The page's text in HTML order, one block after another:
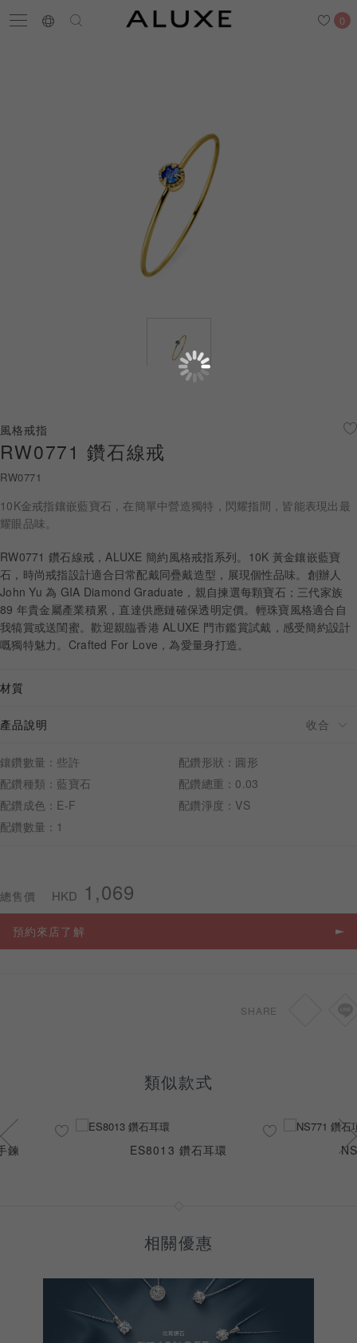
0
門市一覽
黃金金飾
關於ALUXE
嚴選鑽石
最新消息
婚禮護照
線上購物
LANGUAGE
預約來店
風格戒指
RW0771 鑽石線戒
RW0771
10K金戒指鑲嵌藍寶石，在簡單中營造獨特，閃耀指間，皆能表現出最
耀眼品味。
RW0771 鑽石線戒，ALUXE 簡約風格戒指系列。10K 黃金鑲嵌藍寶
石，時尚戒指設計適合日常配戴同疊戴造型，展現個性品味。創辦人
John Yu 為 GIA Diamond Graduate，親自揀選每顆寶石；三代家族
89 年貴金屬產業積累，直達供應鏈確保透明定價。輕珠寶風格適合自
我犒賞或送閨蜜。歡迎親臨香港 ALUXE 門市鑑賞試戴，感受簡約設計
嘅獨特魅力。Crafted For Love，為愛量身打造。
材質
產品說明
鑲鑽數量：些許
配鑽形狀：圓形
配鑽種類：藍寶石
配鑽總重：0.03
配鑽成色：E-F
配鑽淨度：VS
配鑽數量：1
總售價 HKD 1,069
預約來店了解
SHARE
類似款式
鍊 ES8013 鑽石耳環
相關優惠